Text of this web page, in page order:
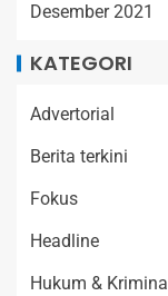
Desember 2021
KATEGORI
Advertorial
Berita terkini
Fokus
Headline
Hukum & Kriminal